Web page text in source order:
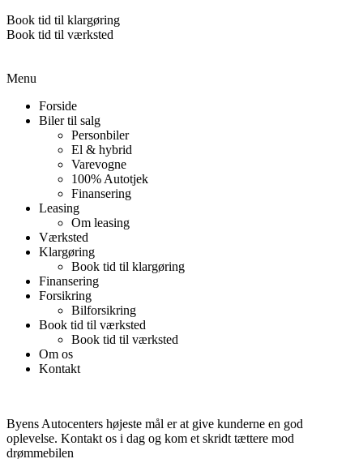
Book tid til klargøring
Book tid til værksted
Menu
Forside
Biler til salg
Personbiler
El & hybrid
Varevogne
100% Autotjek
Finansering
Leasing
Om leasing
Værksted
Klargøring
Book tid til klargøring
Finansering
Forsikring
Bilforsikring
Book tid til værksted
Book tid til værksted
Om os
Kontakt
Byens Autocenters højeste mål er at give kunderne en god
oplevelse. Kontakt os i dag og kom et skridt tættere mod
drømmebilen